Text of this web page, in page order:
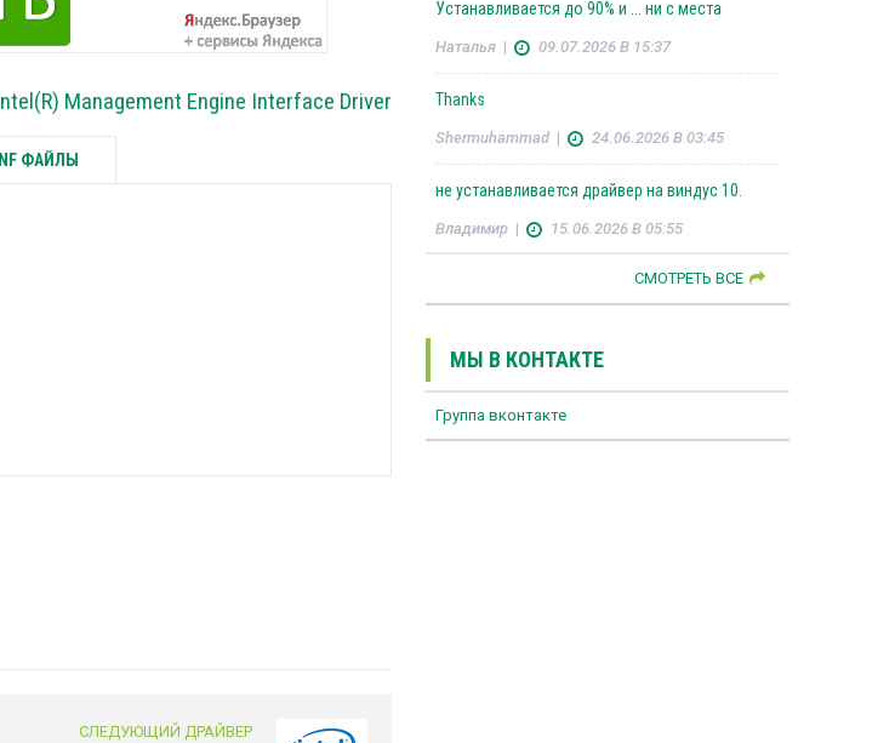
Management Engine Interface Driver
INF ФАЙЛЫ
СЛЕДУЮЩИЙ ДРАЙВЕР
Устанавливается до 90% и ... ни с места
Наталья| 09.07.2026 В 15:37
Thanks
Shermuhammad| 24.06.2026 В 03:45
не устанавливается драйвер на виндус 10.
Владимир| 15.06.2026 В 05:55
СМОТРЕТЬ ВСЕ
МЫ В КОНТАКТЕ
Группа вконтакте